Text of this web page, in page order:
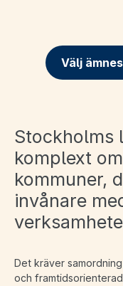
Välj
Stockholms
komplext
kommuner,
invånare
Det kräver
och